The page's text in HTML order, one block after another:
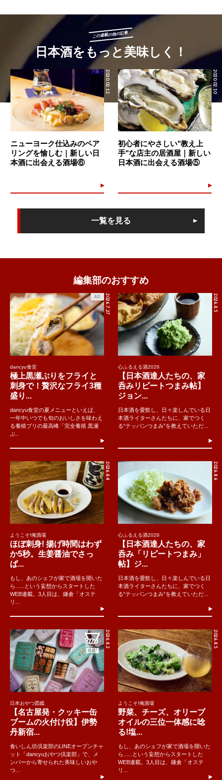
この連載の他の記事
日本酒をもっと美味しく！
2020.02.12
ニューヨーク仕込みのペア
リングを愉しむ｜新しい日
本酒に出会える酒場⑥
2020.02.10
初心者にやさしい"教え上
手"な店主の居酒屋｜新しい
日本酒に出会える酒場⑤
一覧を見る
編集部のおすすめ
2026.7.27
AD
dancyu食堂
極上黒瀬ぶりをフライと
刺身で！贅沢なフライ3種
盛り...
dancyu食堂の夏メニューといえば、
一年中いつでも旬のおいしさを味わえ
る養殖ブリの最高峰「完全養殖 黒瀬
ぶ..
2026.8.5
心ふるえる酒2026
【日本酒達人たちの、家
呑みリピートつまみ帖】
ジョン...
日本酒を愛飲し、日々楽しんでいる日
本酒ライターさんたちに、家でつく
る“テッパンつまみ”を教えていただ...
2026.8.4
ようこそ!俺酒場
ほぼ刺身! 揚げ時間はわず
か5秒。生姜醤油でさっ
ぱ...
もし、あのシェフが家で酒場を開いた
ら......という妄想からスタートした
WEB連載。3人目は、鎌倉「オステ
リ...
2026.8.6
心ふるえる酒2026
【日本酒達人たちの、家
呑み「リピートつまみ」
帖】ジ...
日本酒を愛飲し、日々楽しんでいる日
本酒ライターさんたちに、家でつく
る“テッパンつまみ”を教えていただ...
2026.8.2
日本おやつ図鑑
【名古屋発・クッキー缶
ブームの火付け役】伊勢
丹新宿...
食いしん坊倶楽部のLINEオープンチャ
ット「dancyuおやつ倶楽部」で、メ
ンバーから寄せられた美味しいおや
つ...
2026.8.5
ようこそ!俺酒場
野菜、チーズ、オリーブ
オイルの三位一体感に唸
る!塩...
もし、あのシェフが家で酒場を開いた
ら......という妄想からスタートした
WEB連載。3人目は、鎌倉「オステ
リ...